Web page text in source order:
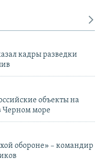
кадры разведки
объекты на
Черном море
обороне» – командир